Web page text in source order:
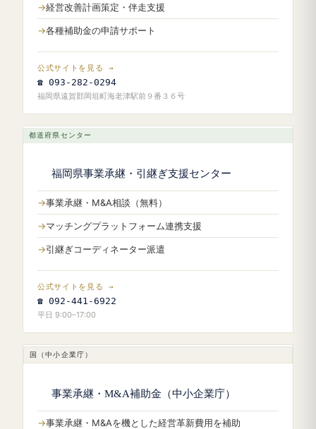
経営改善計画策定・伴走支援
各種補助金の申請サポート
公式サイトを見る →
☎ 093-282-0294
福岡県遠賀郡岡垣町海老津駅前９番３６号
都道府県センター
福岡県事業承継・引継ぎ支援センター
事業承継・M&A相談（無料）
マッチングプラットフォーム連携支援
引継ぎコーディネーター派遣
公式サイトを見る →
☎ 092-441-6922
平日 9:00–17:00
国（中小企業庁）
事業承継・M&A補助金（中小企業庁）
事業承継・M&Aを機とした経営革新費用を補助